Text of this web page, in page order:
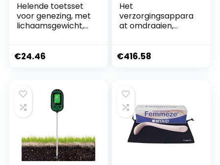
Helende toetsset
voor genezing, met
lichaamsgewicht,
voor
hamer, reflux
€24.46
Het
verzorgingsappara
at omdraaien,
ouderen die in bed
houding,
veiligheidsverzorgin
g
€416.58